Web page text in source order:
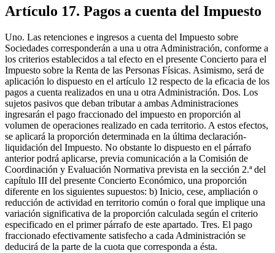
Artículo 17. Pagos a cuenta del Impuesto
Uno. Las retenciones e ingresos a cuenta del Impuesto sobre
Sociedades corresponderán a una u otra Administración, conforme a
los criterios establecidos a tal efecto en el presente Concierto para el
Impuesto sobre la Renta de las Personas Físicas. Asimismo, será de
aplicación lo dispuesto en el artículo 12 respecto de la eficacia de los
pagos a cuenta realizados en una u otra Administración. Dos. Los
sujetos pasivos que deban tributar a ambas Administraciones
ingresarán el pago fraccionado del impuesto en proporción al
volumen de operaciones realizado en cada territorio. A estos efectos,
se aplicará la proporción determinada en la última declaración-
liquidación del Impuesto. No obstante lo dispuesto en el párrafo
anterior podrá aplicarse, previa comunicación a la Comisión de
Coordinación y Evaluación Normativa prevista en la sección 2.ª del
capítulo III del presente Concierto Económico, una proporción
diferente en los siguientes supuestos: b) Inicio, cese, ampliación o
reducción de actividad en territorio común o foral que implique una
variación significativa de la proporción calculada según el criterio
especificado en el primer párrafo de este apartado. Tres. El pago
fraccionado efectivamente satisfecho a cada Administración se
deducirá de la parte de la cuota que corresponda a ésta.